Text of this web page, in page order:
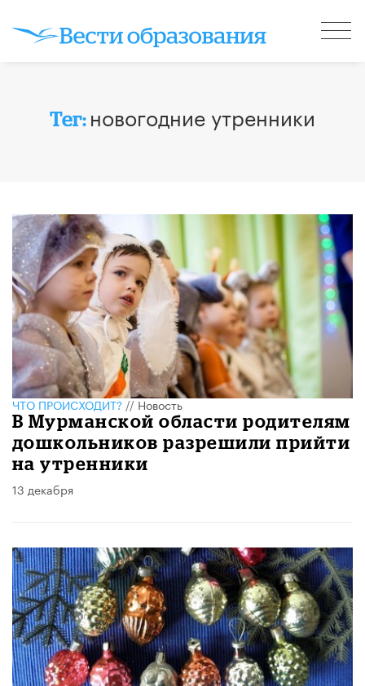
Тег: новогодние утренники
ЧТО ПРОИСХОДИТ?//Новость
В Мурманской области родителям
дошкольников разрешили прийти
на утренники
13 декабря